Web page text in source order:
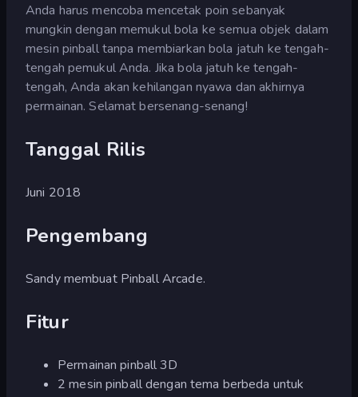
Anda harus mencoba mencetak poin sebanyak
mungkin dengan memukul bola ke semua objek dalam
mesin pinball tanpa membiarkan bola jatuh ke tengah-
tengah pemukul Anda. Jika bola jatuh ke tengah-
tengah, Anda akan kehilangan nyawa dan akhirnya
permainan. Selamat bersenang-senang!
Tanggal Rilis
Juni 2018
Pengembang
Sandy membuat Pinball Arcade.
Fitur
Permainan pinball 3D
2 mesin pinball dengan tema berbeda untuk